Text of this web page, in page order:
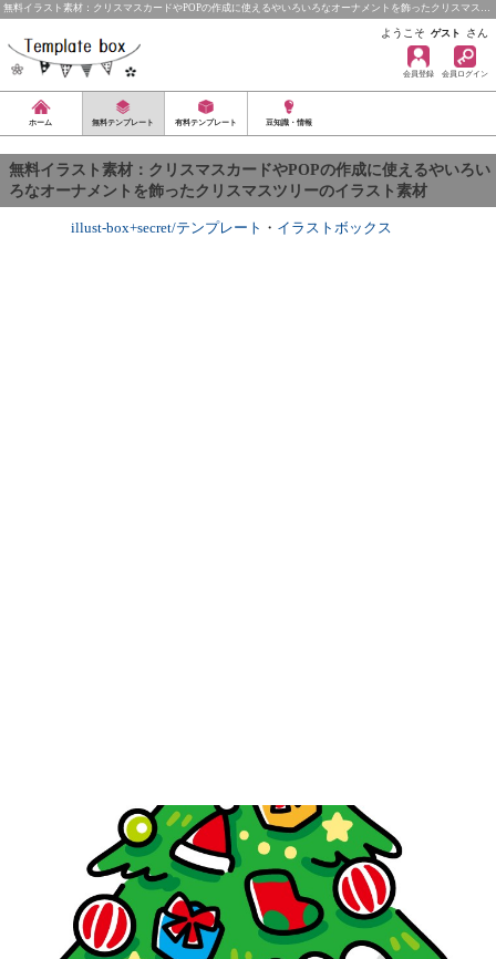
無料イラスト素材：クリスマスカードやPOPの作成に使えるやいろいろなオーナメントを飾ったクリスマス…
ようこそ ゲスト さん
会員登録 会員ログイン
ホーム 無料テンプレート 有料テンプレート 豆知識・情報
無料イラスト素材：クリスマスカードやPOPの作成に使えるやいろい
ろなオーナメントを飾ったクリスマスツリーのイラスト素材
illust-box+secret/テンプレート ・ イラストボックス